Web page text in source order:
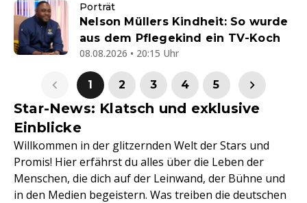
Porträt
Nelson Müllers Kindheit: So wurde
aus dem Pflegekind ein TV-Koch
08.08.2026 • 20:15 Uhr
1 2 3 4 5
Star-News: Klatsch und exklusive
Einblicke
Willkommen in der glitzernden Welt der Stars und
Promis! Hier erfährst du alles über die Leben der
Menschen, die dich auf der Leinwand, der Bühne und
in den Medien begeistern. Was treiben die deutschen